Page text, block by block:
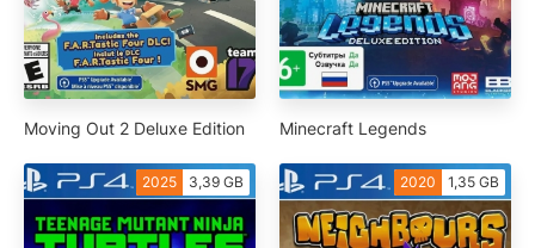
Moving Out 2 Deluxe Edition Minecraft Legends
2025 3,39 GB 2020 1,35 GB